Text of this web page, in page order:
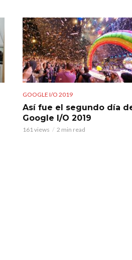
GOOGLE I/O 2019
Así fue el segundo día
Google I/O 2019
161 views 2 min read